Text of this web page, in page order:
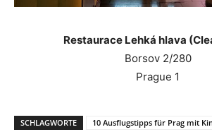
Restaurace Lehká hlava
Borsov 2/280
Prague 1
SCHLAGWORTE 10 Ausflugstipps für Prag mit